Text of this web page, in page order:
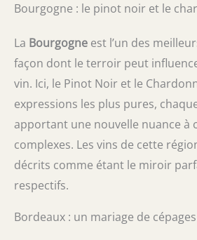
Bourgogne : le pinot noir et le
La Bourgogne est l’un des
façon dont le terroir peut
vin. Ici, le Pinot Noir et le
expressions les plus pures,
apportant une nouvelle nuance à
complexes. Les vins de cette
décrits comme étant le miroir
respectifs.
Bordeaux : un mariage de cépages